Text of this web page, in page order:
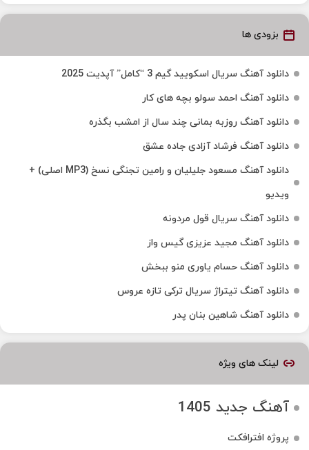
بزودی ها
دانلود آهنگ سریال اسکویید گیم 3 “کامل” آپدیت 2025
دانلود آهنگ احمد سولو بچه های کار
دانلود آهنگ روزبه بمانی چند سال از امشب بگذره
دانلود آهنگ فرشاد آزادی جاده عشق
دانلود آهنگ مسعود جلیلیان و رامین تجنگی نسخ (MP3 اصلی) +
ویدیو
دانلود آهنگ سریال قول مردونه
دانلود آهنگ مجید عزیزی گیس واز
دانلود آهنگ حسام یاوری منو ببخش
دانلود آهنگ تیتراژ سریال ترکی تازه عروس
دانلود آهنگ شاهین بنان پدر
لینک های ویژه
آهنگ جدید 1405
پروژه افترافکت